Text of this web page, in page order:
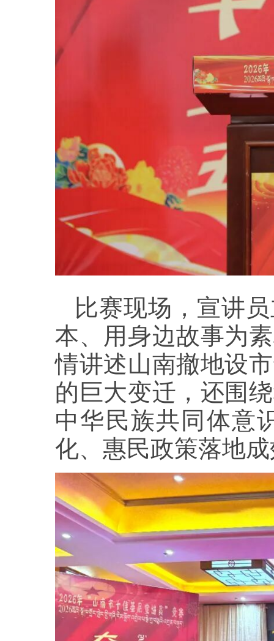
比赛现场，宣讲
本、用身边故事为
情讲述山南撤地设
的巨大变迁，还围
中华民族共同体意
化、惠民政策落地